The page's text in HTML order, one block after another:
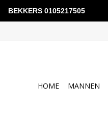
HOME MANNEN
BEKKERS 0105217505